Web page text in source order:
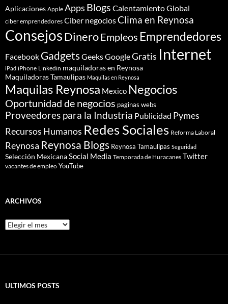
Aplicaciones Apple Apps Blogs Calentamiento Global
ciber emprendedores Ciber negociosClima en Reynosa
ConsejosDineroEmpleos Emprendedores
Facebook GadgetsGeeksGoogleGratis Internet
iPad iPhone Linkedin maquiladoras en Reynosa
Maquiladoras Tamaulipas Maquilas en Reynosa
Maquilas Reynosa Mexico Negocios
Oportunidad de negocios paginas webs
Proveedores para la Industria Publicidad Pymes
Recursos Humanos Redes Sociales Reforma Laboral
Reynosa Reynosa Blogs Reynosa Tamaulipas Seguridad
Selección MexicanaSocial Media Temporada de Huracanes Twitter
vacantes de empleo YouTube
ARCHIVOS
Archivos
ULTIMOS POSTS